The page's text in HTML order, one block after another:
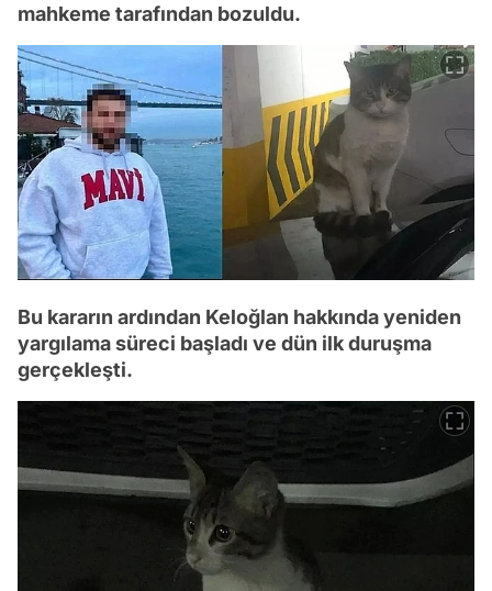
mahkeme tarafından bozuldu.
Bu kararın ardından Keloğlan hakkında yeniden
yargılama süreci başladı ve dün ilk duruşma
gerçekleşti.